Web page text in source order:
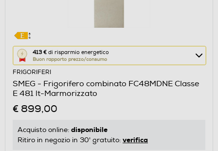
413 € di risparmio energetico
Buon rapporto prezzo/consumo
Questa
azione
aprirà
il
Calcolatore
di
energetico
di
FRIGORIFERI
SMEG - Frigorifero combinato FC48MDNE Classe
E 481 lt-Marmorizzato
€ 899,00
Acquisto online: disponibile
Ritiro in negozio in 30' gratuito: verifica